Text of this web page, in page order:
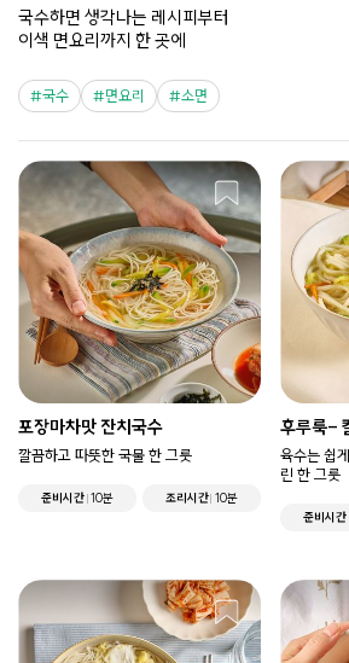
국수하면 생각나는 레시피부터
이색 면요리까지 한 곳에
국수 면요리 소면
포장마차맛 잔치국수
깔끔하고 따뜻한 국물 한 그릇
준비시간 10분 조리시간 10분
후루룩-
육수는 쉽
린 한 그릇
준비시간